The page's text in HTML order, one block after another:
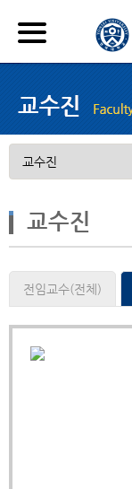
교수진
전임교수(전체)